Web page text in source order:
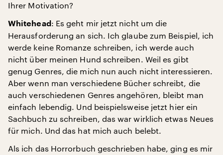
Ihrer Motivation?
Whitehead: Es geht mir jetzt nicht um die
Herausforderung an sich. Ich glaube zum Beispiel, ich
werde keine Romanze schreiben, ich werde auch
nicht über meinen Hund schreiben. Weil es gibt
genug Genres, die mich nun auch nicht interessieren.
Aber wenn man verschiedene Bücher schreibt, die
auch verschiedenen Genres angehören, bleibt man
einfach lebendig. Und beispielsweise jetzt hier ein
Sachbuch zu schreiben, das war wirklich etwas Neues
für mich. Und das hat mich auch belebt.
Als ich das Horrorbuch geschrieben habe, ging es mir